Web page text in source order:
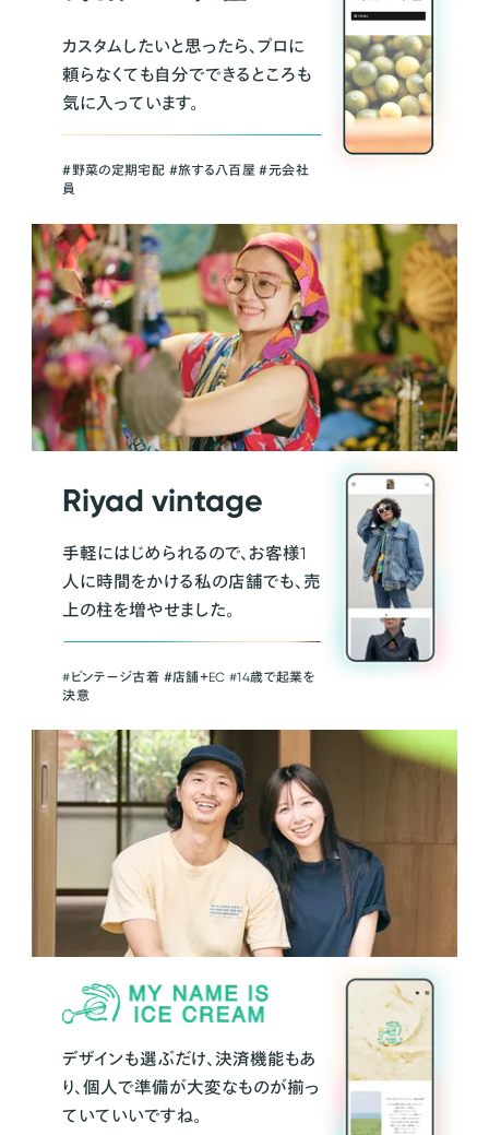
カスタムしたいと思ったら、プロに
頼らなくても自分でできるところも
気に入っています。
＃野菜の定期宅配 ＃旅する八百屋 ＃元会社
員
Riyad vintage
手軽にはじめられるので、お客様1
人に時間をかける私の店舗でも、売
上の柱を増やせました。
#ビンテージ古着 ＃店舗＋EC #14歳で起業を
決意
デザインも選ぶだけ、決済機能もあ
り、個人で準備が大変なものが揃っ
ていていいですね。